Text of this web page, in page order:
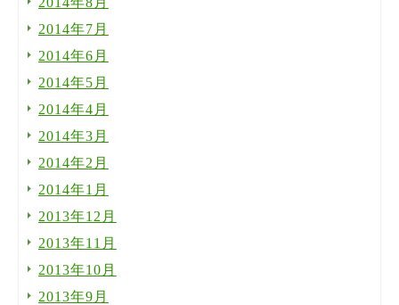
2014年7月
2014年6月
2014年5月
2014年4月
2014年3月
2014年2月
2014年1月
2013年12月
2013年11月
2013年10月
2013年9月